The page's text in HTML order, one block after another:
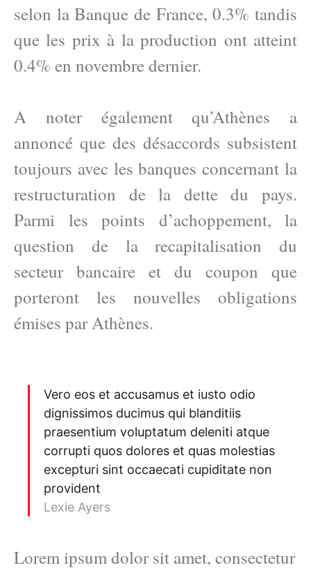
selon la Banque de France, 0.3% tandis
que les prix à la production ont atteint
0.4% en novembre dernier.
A noter également qu’Athènes a
annoncé que des désaccords subsistent
toujours avec les banques concernant la
restructuration de la dette du pays.
Parmi les points d’achoppement, la
question de la recapitalisation du
secteur bancaire et du coupon que
porteront les nouvelles obligations
émises par Athènes.
Vero eos et accusamus et iusto odio
dignissimos ducimus qui blanditiis
praesentium voluptatum deleniti atque
corrupti quos dolores et quas molestias
excepturi sint occaecati cupiditate non
provident
Lexie Ayers
Lorem ipsum dolor sit amet, consectetur